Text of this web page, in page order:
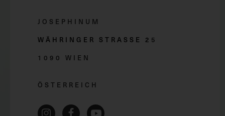
JOSEPHINUM
WÄHRINGER STRASSE 2 5
1090 WIEN
ÖSTERREICH